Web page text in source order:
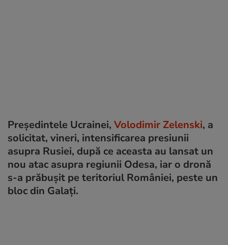
Președintele Ucrainei, Volodimir Zelenski, a
solicitat, vineri, intensificarea presiunii
asupra Rusiei, după ce aceasta au lansat un
nou atac asupra regiunii Odesa, iar o dronă
s-a prăbușit pe teritoriul României, peste un
bloc din Galați.